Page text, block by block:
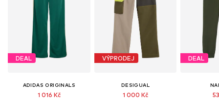
DEAL
ADIDAS ORIGINALS
1 016 Kč
VÝPRODEJ
DESIGUAL
1 000 Kč
DEAL